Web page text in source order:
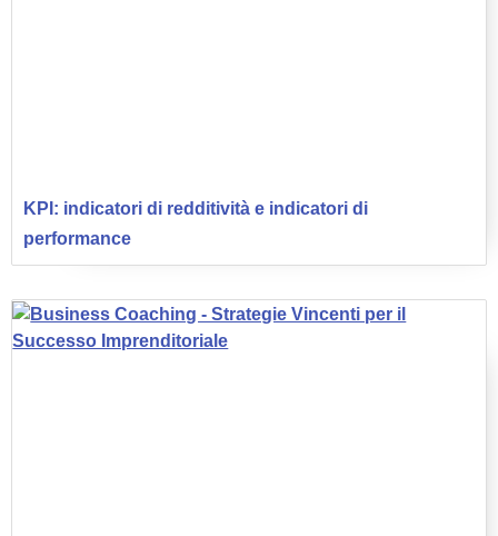
KPI: indicatori di redditività e indicatori di
performance